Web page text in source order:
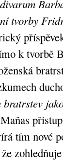
tvorby
k tvorbě
bratrstev
tím nové